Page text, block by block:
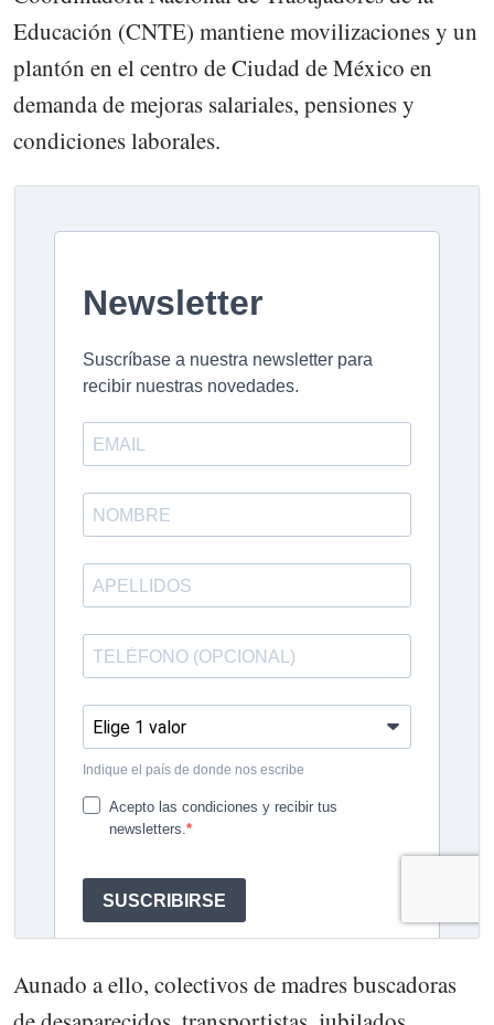
Educación (CNTE) mantiene movilizaciones y un
plantón en el centro de Ciudad de México en
demanda de mejoras salariales, pensiones y
condiciones laborales.
Aunado a ello, colectivos de madres buscadoras